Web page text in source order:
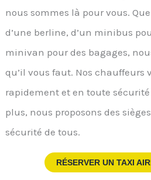
nous sommes là pour vous.
d’une berline, d’un minibus
minivan pour des bagages,
qu’il vous faut. Nos chauffeurs
rapidement et en toute
plus, nous proposons des
sécurité de tous.
RÉSERVER UN TAXI